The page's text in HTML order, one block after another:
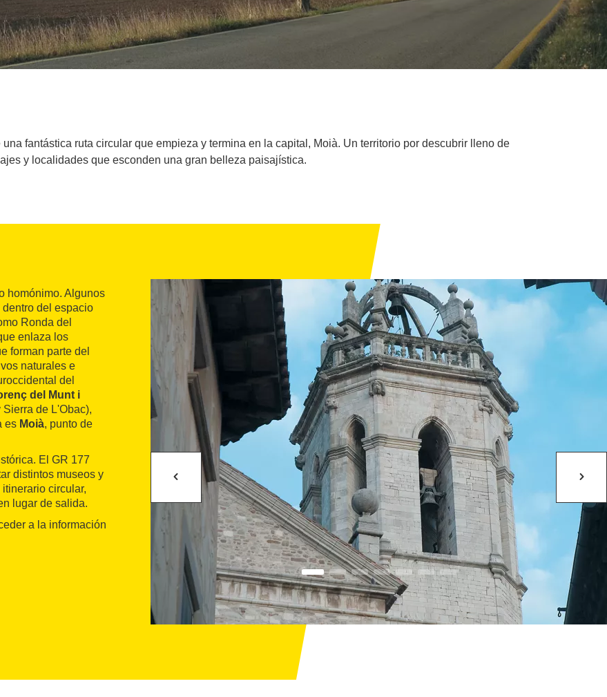
fantástica ruta circular que empieza y termina en la capital, Moià. Un territorio por descubrir lleno de
y localidades que esconden una gran belleza paisajística.
homónimo. Algunos
del espacio
Ronda del
enlaza los
forman parte del
naturales e
del
del Munt i
de L'Obac),
es Moià, punto de
El GR 177
distintos museos y
circular,
lugar de salida.
a la información